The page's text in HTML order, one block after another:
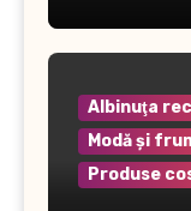
Albinuţa
Modă şi
Produse